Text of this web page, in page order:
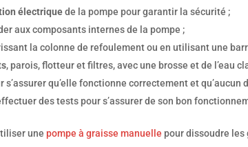
électriquede la pompe pour garantir la sécurité ;
aux composants internes de la pompe ;
la colonne de refoulement ou en utilisant une
, parois, flotteur et filtres, avec une brosse et de l’eau
s’assurer qu’elle fonctionne correctement et qu’aucun
des tests pour s’assurer de son bon
unepompe à graisse manuelle pour dissoudre les